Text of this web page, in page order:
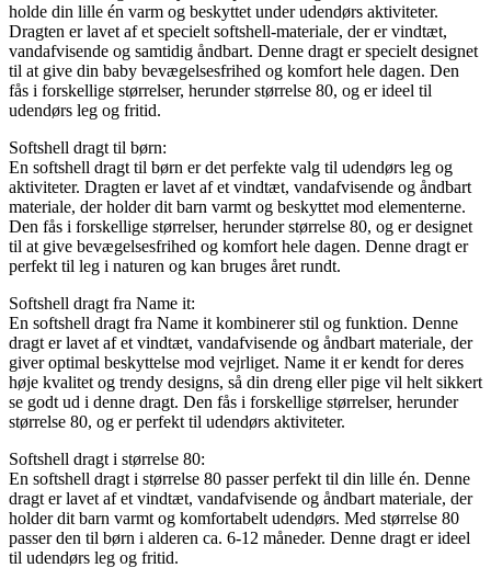
holde din lille én varm og beskyttet under udendørs aktiviteter.
Dragten er lavet af et specielt softshell-materiale, der er vindtæt,
vandafvisende og samtidig åndbart. Denne dragt er specielt designet
til at give din baby bevægelsesfrihed og komfort hele dagen. Den
fås i forskellige størrelser, herunder størrelse 80, og er ideel til
udendørs leg og fritid.
Softshell dragt til børn:
En softshell dragt til børn er det perfekte valg til udendørs leg og
aktiviteter. Dragten er lavet af et vindtæt, vandafvisende og åndbart
materiale, der holder dit barn varmt og beskyttet mod elementerne.
Den fås i forskellige størrelser, herunder størrelse 80, og er designet
til at give bevægelsesfrihed og komfort hele dagen. Denne dragt er
perfekt til leg i naturen og kan bruges året rundt.
Softshell dragt fra Name it:
En softshell dragt fra Name it kombinerer stil og funktion. Denne
dragt er lavet af et vindtæt, vandafvisende og åndbart materiale, der
giver optimal beskyttelse mod vejrliget. Name it er kendt for deres
høje kvalitet og trendy designs, så din dreng eller pige vil helt sikkert
se godt ud i denne dragt. Den fås i forskellige størrelser, herunder
størrelse 80, og er perfekt til udendørs aktiviteter.
Softshell dragt i størrelse 80:
En softshell dragt i størrelse 80 passer perfekt til din lille én. Denne
dragt er lavet af et vindtæt, vandafvisende og åndbart materiale, der
holder dit barn varmt og komfortabelt udendørs. Med størrelse 80
passer den til børn i alderen ca. 6-12 måneder. Denne dragt er ideel
til udendørs leg og fritid.